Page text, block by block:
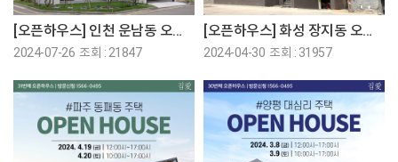
[오픈하우스] 인천 운남동 오픈하우스에 초대합니다!
2024-07-26 조회 : 21847
[오픈하우스] 화성 장지동 오픈하우스에 초대합니다!
2024-04-30 조회 : 31957